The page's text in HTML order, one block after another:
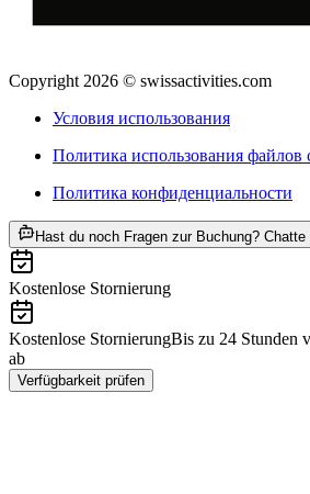
Copyright 2026 © swissactivities.com
Условия использования
Политика использования файлов
Политика конфиденциальности
Hast du noch Fragen zur Buchung? Chatte
Kostenlose Stornierung
Kostenlose StornierungBis zu 24 Stunden
ab
Verfügbarkeit prüfen